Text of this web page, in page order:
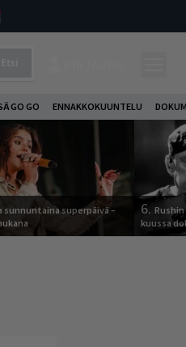
GO GO ENNAKKOKUUNTELU
sunnuntaina superpäivä –
6.
kuussa